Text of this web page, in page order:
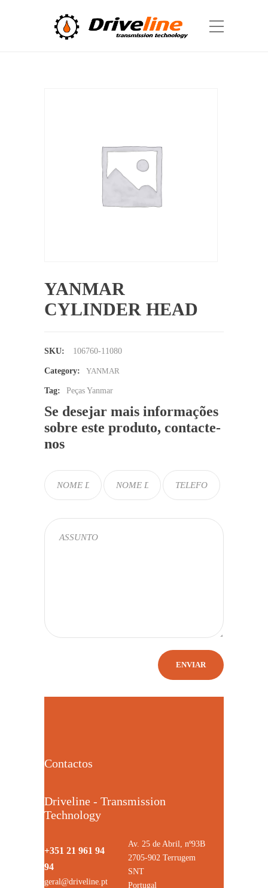
YANMAR
CYLINDER HEAD
SKU: 106760-11080
Category: YANMAR
Tag: Peças Yanmar
Se desejar mais informações
sobre este produto, contacte-
nos
Contactos
Driveline - Transmission
Technology
+351 21 961 94
94
geral@driveline.pt
Av. 25 de Abril, nº93B
2705-902 Terrugem
SNT
Portugal